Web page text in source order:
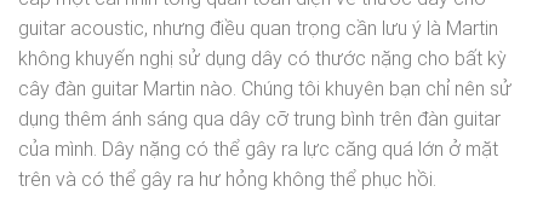
guitar acoustic, nhưng điều quan trọng cần lưu ý là Martin
không khuyến nghị sử dụng dây có thước nặng cho bất kỳ
cây đàn guitar Martin nào. Chúng tôi khuyên bạn chỉ nên sử
dụng thêm ánh sáng qua dây cỡ trung bình trên đàn guitar
của mình. Dây nặng có thể gây ra lực căng quá lớn ở mặt
trên và có thể gây ra hư hỏng không thể phục hồi.